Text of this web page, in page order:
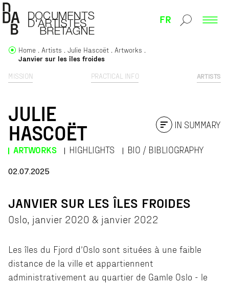
FR
MISSION PRACTICAL INFO ARTISTS
Home Artists Julie Hascoët
Artworks
Janvier sur les îles froides
JULIE
HASCOËT
ARTWORKS HIGHLIGHTS BIO / BIBLIOGRAPHY
IN SUMMARY
02.07.2025
JANVIER SUR LES ÎLES FROIDES
Oslo, janvier 2020 & janvier 2022
Les îles du Fjord d’Oslo sont situées à une faible
distance de la ville et appartiennent
administrativement au quartier de Gamle Oslo - le